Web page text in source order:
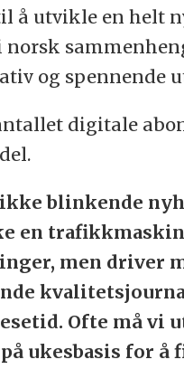
å utvikle en helt
norsk
og spennende
digitale
blinkende
en trafikkmaskin
men driver
Ofte må vi
ukesbasis for å